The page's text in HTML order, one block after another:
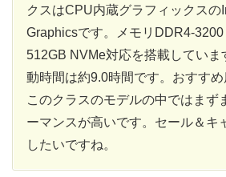
クスはCPU内蔵グラフィックスの
Graphicsです。メモリDDR4-
512GB NVMe対応を搭載していま
動時間は約9.0時間です。おすす
このクラスのモデルの中ではまず
ーマンスが高いです。セール＆キ
したいですね。